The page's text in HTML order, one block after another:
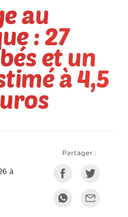
au
: 27
et un
à 4,5
à
Partager :